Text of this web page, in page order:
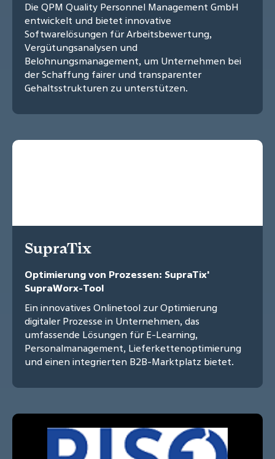
Die QPM Quality Personnel Management GmbH
entwickelt und bietet innovative
Softwarelösungen für Arbeitsbewertung,
Vergütungsanalysen und
Belohnungsmanagement, um Unternehmen bei
der Schaffung fairer und transparenter
Gehaltsstrukturen zu unterstützen.
SupraTix
Optimierung von Prozessen: SupraTix'
SupraWorx-Tool
Ein innovatives Onlinetool zur Optimierung
digitaler Prozesse in Unternehmen, das
umfassende Lösungen für E-Learning,
Personalmanagement, Lieferkettenoptimierung
und einen integrierten B2B-Marktplatz bietet.